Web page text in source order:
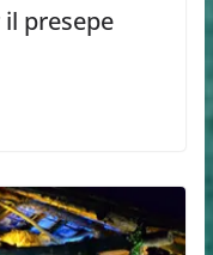
presepe